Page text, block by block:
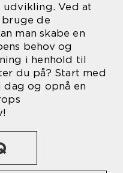
udvikling. Ved at
de
man skabe en
behov og
i henhold til
du på? Start med
og opnå en